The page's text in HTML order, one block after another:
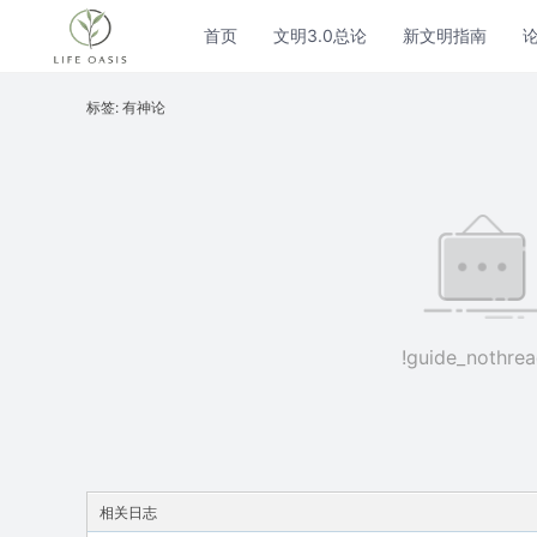
首页 文明3.0总论 新文明指南
标签: 有神论
相关日志